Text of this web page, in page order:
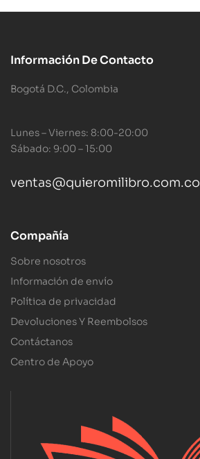
Información De Contacto
Bogotá D.C., Colombia
Lunes – Viernes: 8:00-20:00
Sábado: 9:00 – 15:00
ventas@quieromilibro.com.co
Compañía
Sobre nosotros
Información de envío
Política de privacidad
Devoluciones Y Reembolsos
Contáctanos
Centro de Apoyo